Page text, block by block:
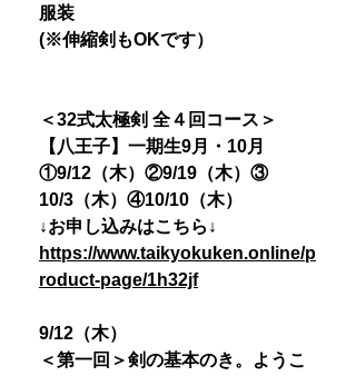
服装
(※伸縮剣もOKです）
＜32式太極剣 全４回コース＞
【八王子】一期生9月・10月
①9/12（木）②9/19（木）③
10/3（木）④10/10（木）
↓お申し込みはこちら↓
https://www.taikyokuken.online/p
roduct-page/1h32jf
9/12（木）
＜第一回＞剣の基本のき。ようこ